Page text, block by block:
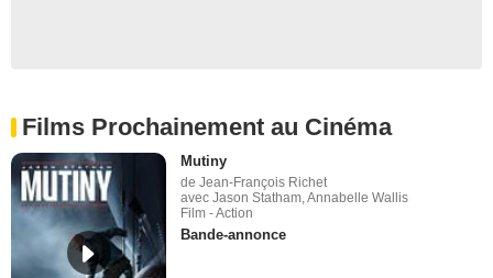
Films Prochainement au Cinéma
Mutiny
de Jean-François Richet
avec Jason Statham, Annabelle Wallis
Film - Action
Bande-annonce